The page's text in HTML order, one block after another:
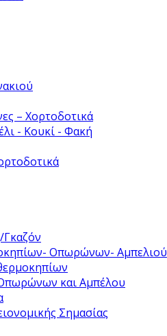
– Χορτοδοτικά
- Κουκί - Φακή
Γκαζόν
Οπωρώνων- Αμπελιού
και Αμπέλου
Σημασίας